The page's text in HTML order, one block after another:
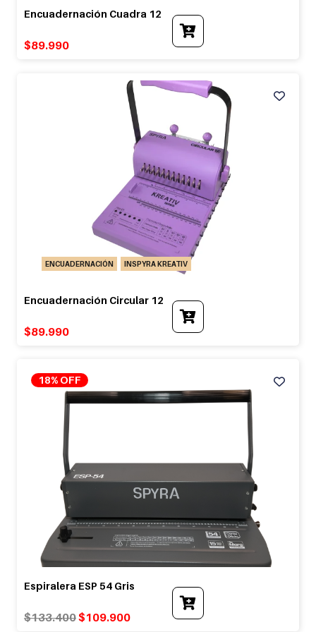
Encuadernación Cuadra 12
$89.990
ENCUADERNACIÓN INSPYRA KREATIV
Encuadernación Circular 12
$89.990
18% OFF
Espiralera ESP 54 Gris
$133.400Original
$109.900Current